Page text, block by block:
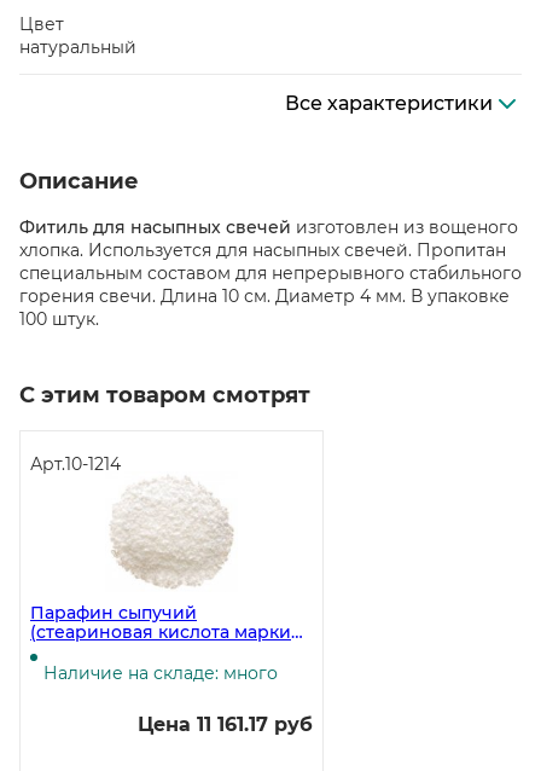
Цвет
натуральный
Все характеристики
Описание
Фитиль для насыпных свечей изготовлен из вощеного
хлопка. Используется для насыпных свечей. Пропитан
специальным составом для непрерывного стабильного
горения свечи. Длина 10 см. Диаметр 4 мм. В упаковке
100 штук.
С этим товаром смотрят
Арт.10-1214
Парафин сыпучий
(стеариновая кислота марки
1860), 25 кг
Наличие на складе: много
Цена 11 161.17 руб